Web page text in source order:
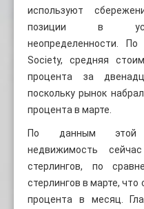
используют
позиции в
неопределенности.
Society, средняя
процента за
поскольку рынок
процента в марте.
По данным этой
недвижимость
стерлингов, по
стерлингов в марте, что
процента в месяц.